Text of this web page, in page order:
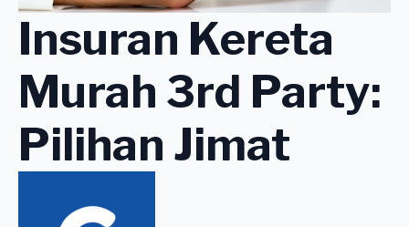
Insuran Kereta
Murah 3rd Party:
Pilihan Jimat